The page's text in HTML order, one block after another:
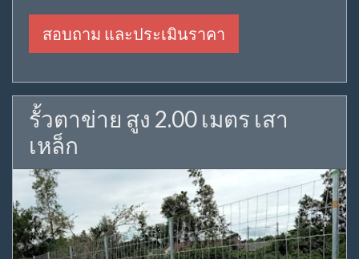
สอบถาม และประเมินราคา
รั้วตาข่าย สูง 2.00 เมตร เสา
เหล็ก